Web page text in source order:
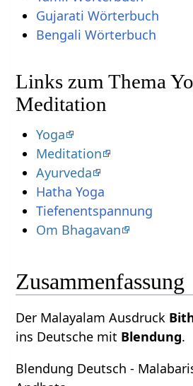
Gujarati Wörterbuch
Bengali Wörterbuch
Links zum Thema
Meditation
Yoga
Meditation
Ayurveda
Hatha Yoga
Tiefenentspannung
Om Bhagavan
Zusammenfassung
Der Malayalam Ausdruck
ins Deutsche mit Blendung.
Blendung Deutsch -